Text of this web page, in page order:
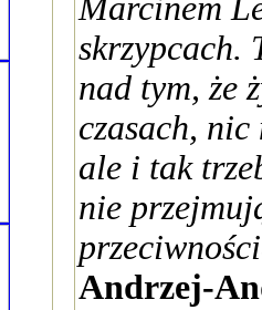
Marcinem
skrzypcach.
nad tym, że
czasach, nic
ale i tak
nie
Andrzej-